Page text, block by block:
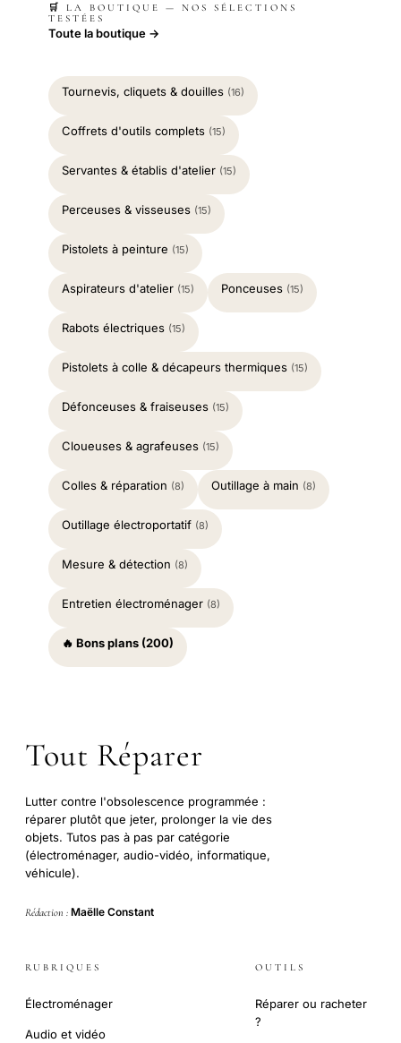
🛒 LA BOUTIQUE — NOS SÉLECTIONS
TESTÉES
Toute la boutique →
Tournevis, cliquets & douilles (16)
Coffrets d'outils complets (15)
Servantes & établis d'atelier (15)
Perceuses & visseuses (15)
Pistolets à peinture (15)
Aspirateurs d'atelier (15) Ponceuses (15)
Rabots électriques (15)
Pistolets à colle & décapeurs thermiques (15)
Défonceuses & fraiseuses (15)
Cloueuses & agrafeuses (15)
Colles & réparation (8) Outillage à main (8)
Outillage électroportatif (8)
Mesure & détection (8)
Entretien électroménager (8)
🔥 Bons plans (200)
Tout Réparer
Lutter contre l'obsolescence programmée :
réparer plutôt que jeter, prolonger la vie des
objets. Tutos pas à pas par catégorie
(électroménager, audio-vidéo, informatique,
véhicule).
Rédaction : Maëlle Constant
RUBRIQUES
Électroménager
Audio et vidéo
OUTILS
Réparer ou racheter
?